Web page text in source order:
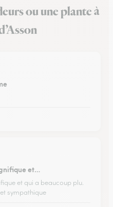
ou une plante à
et…
et qui a beaucoup plu.
sympathique